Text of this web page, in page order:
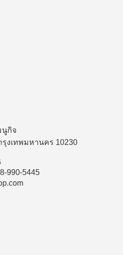
นูกิจ
งเทพมหานคร 10230
990-5445